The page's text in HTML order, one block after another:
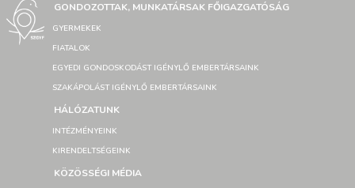
GONDOZOTTAK, MUNKATÁRSAK FŐIGAZGATÓSÁG
GYERMEKEK
FIATALOK
EGYEDI GONDOSKODÁST IGÉNYLŐ EMBERTÁRSAINK
SZAKÁPOLÁST IGÉNYLŐ EMBERTÁRSAINK
HÁLÓZATUNK
INTÉZMÉNYEINK
KIRENDELTSÉGEINK
KÖZÖSSÉGI MÉDIA